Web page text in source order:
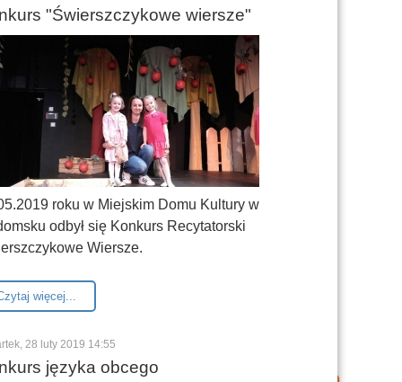
"Świerszczykowe wiersze"
roku w Miejskim Domu Kultury w
odbył się Konkurs Recytatorski
Wiersze.
więcej...
28 luty 2019 14:55
języka obcego